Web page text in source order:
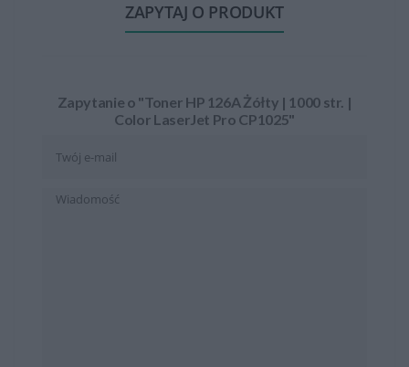
ZAPYTAJ O PRODUKT
Zapytanie o "Toner HP 126A Żółty | 1000 str. |
Color LaserJet Pro CP1025"